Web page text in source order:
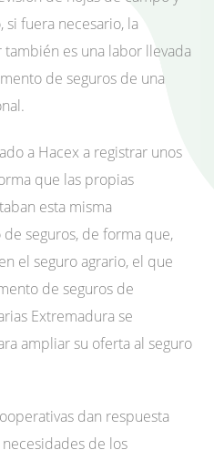
si fuera necesario, la
es una labor llevada
de seguros de una
a Hacex a registrar unos
que las propias
esta misma
seguros, de forma que,
el seguro agrario, el que
de seguros de
Extremadura se
ampliar su oferta al seguro
dan respuesta
de los